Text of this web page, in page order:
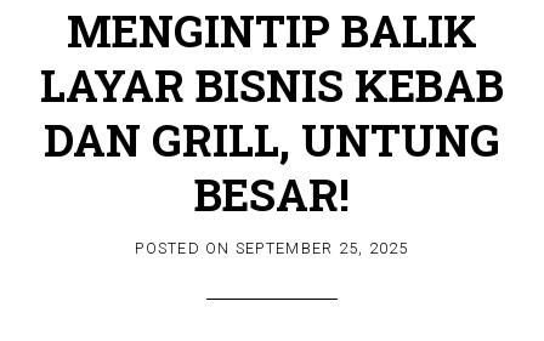
MENGINTIP BALIK
LAYAR BISNIS KEBAB
DAN GRILL, UNTUNG
BESAR!
POSTED ON SEPTEMBER 25, 2025